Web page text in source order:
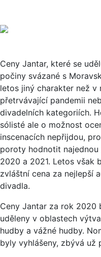
Ceny Jantar, které se
počiny svázané s
letos jiný charakter než v
přetrvávající pandemii
divadelních kategoriích.
sólisté ale o možnost
inscenacích nepřijdou,
poroty hodnotit
2020 a 2021. Letos však
zvláštní cena za nejlepší
divadla.
Ceny Jantar za rok 2020
uděleny v oblastech
hudby a vážné hudby.
byly vyhlášeny, zbývá už